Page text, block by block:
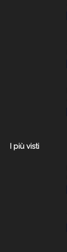
I più visti